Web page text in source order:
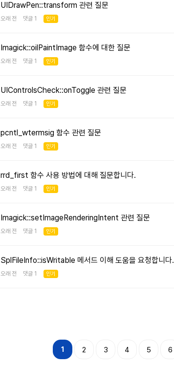
UIDrawPen::transform 관련 질문
오래 전 댓글 1 인기
Imagick::oilPaintImage 함수에 대한 질문
오래 전 댓글 1 인기
UIControlsCheck::onToggle 관련 질문
오래 전 댓글 1 인기
pcntl_wtermsig 함수 관련 질문
오래 전 댓글 1 인기
rrd_first 함수 사용 방법에 대해 질문합니다.
오래 전 댓글 1 인기
Imagick::setImageRenderingIntent 관련 질문
오래 전 댓글 1 인기
SplFileInfo::isWritable 메서드 이해 도움을 요청합니다.
오래 전 댓글 1 인기
1 2 3 4 5 6
맨끝